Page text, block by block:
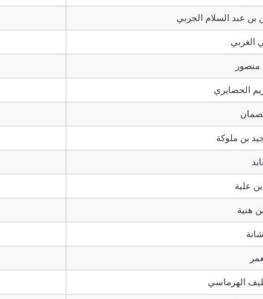
بن عبد السلام الجربي
الغربي
منصور
الحصايري
بن ملوكة
علية
هنية
الهرماسي